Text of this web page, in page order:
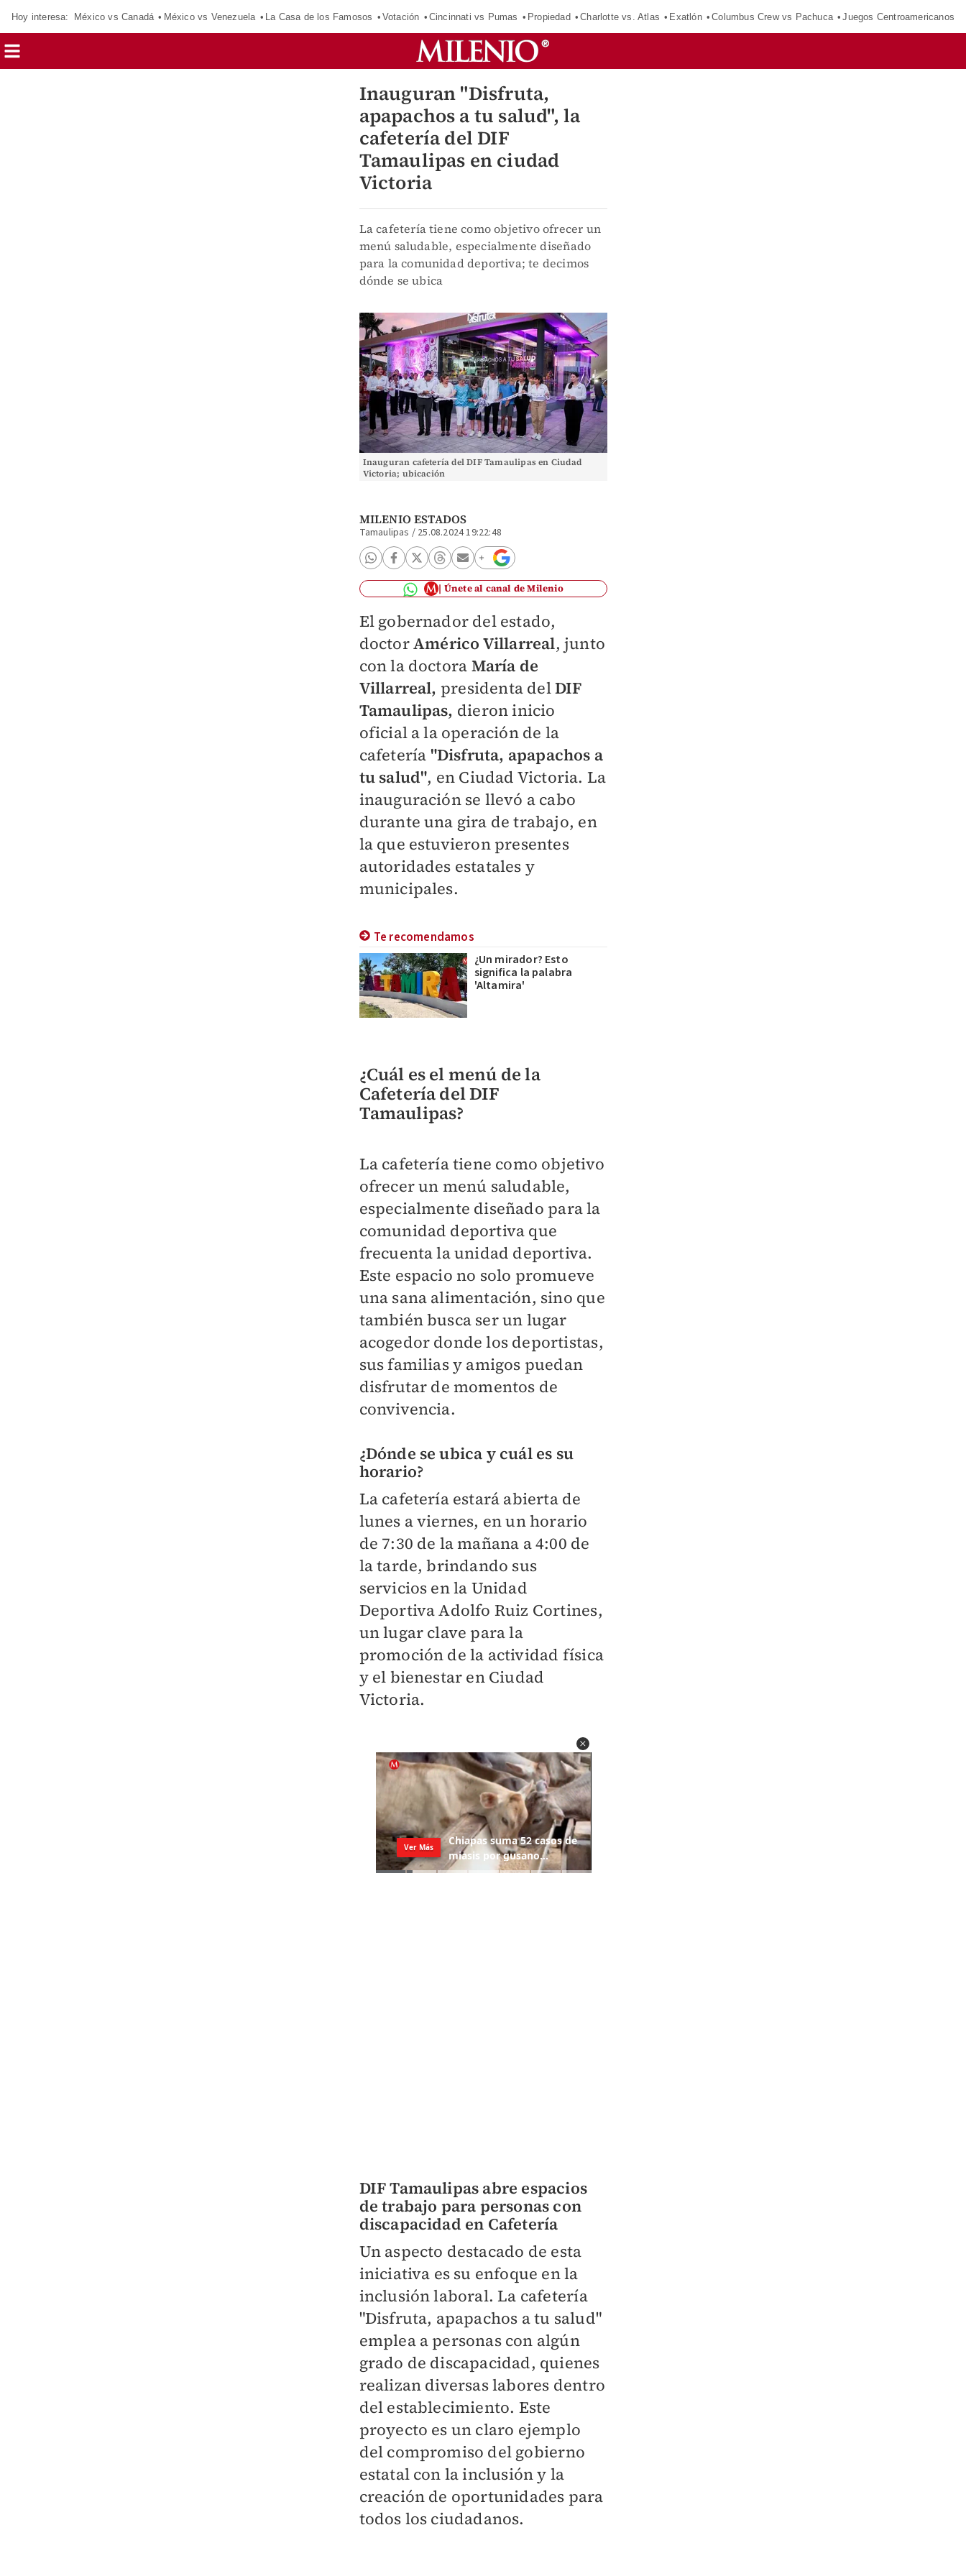
Hoy interesa: México vs Canadá México vs Venezuela La Casa de los Famosos Votación Cincinnati vs Pumas Propiedad Charlotte vs. Atlas Exatlón Columbus Crew vs Pachuca Juegos Centroamericanos
Inauguran "Disfruta,
apapachos a tu salud", la
cafetería del DIF
Tamaulipas en ciudad
Victoria
La cafetería tiene como objetivo ofrecer un
menú saludable, especialmente diseñado
para la comunidad deportiva; te decimos
dónde se ubica
Inauguran cafetería del DIF Tamaulipas en Ciudad
Victoria; ubicación
MILENIO ESTADOS
Tamaulipas / 25.08.2024 19:22:48
Únete al canal de Milenio
El gobernador del estado,
doctorAmérico Villarreal, junto
con la doctora María de
Villarreal, presidenta delDIF
Tamaulipas, dieron inicio
oficial a la operación de la
cafetería "Disfruta, apapachos a
tu salud", en Ciudad Victoria. La
inauguración se llevó a cabo
durante una gira de trabajo, en
la que estuvieron presentes
autoridades estatales y
municipales.
Te recomendamos
¿Un mirador? Esto
significa la palabra
'Altamira'
¿Cuál es el menú de la
Cafetería del DIF
Tamaulipas?
La cafetería tiene como objetivo
ofrecer un menú saludable,
especialmente diseñado para la
comunidad deportiva que
frecuenta la unidad deportiva.
Este espacio no solo promueve
una sana alimentación, sino que
también busca ser un lugar
acogedor donde los deportistas,
sus familias y amigos puedan
disfrutar de momentos de
convivencia.
¿Dónde se ubica y cuál es su
horario?
La cafetería estará abierta de
lunes a viernes, en un horario
de 7:30 de la mañana a 4:00 de
la tarde, brindando sus
servicios en la Unidad
Deportiva Adolfo Ruiz Cortines,
un lugar clave para la
promoción de la actividad física
y el bienestar en Ciudad
Victoria.
DIF Tamaulipas abre espacios
de trabajo para personas con
discapacidad en Cafetería
Un aspecto destacado de esta
iniciativa es su enfoque en la
inclusión laboral. La cafetería
"Disfruta, apapachos a tu salud"
emplea a personas con algún
grado de discapacidad, quienes
realizan diversas labores dentro
del establecimiento. Este
proyecto es un claro ejemplo
del compromiso del gobierno
estatal con la inclusión y la
creación de oportunidades para
todos los ciudadanos.